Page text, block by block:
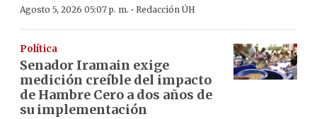
Agosto 5, 2026 05:07 p. m. · Redacción ÚH
Política
Senador Iramain exige
medición creíble del impacto
de Hambre Cero a dos años de
su implementación